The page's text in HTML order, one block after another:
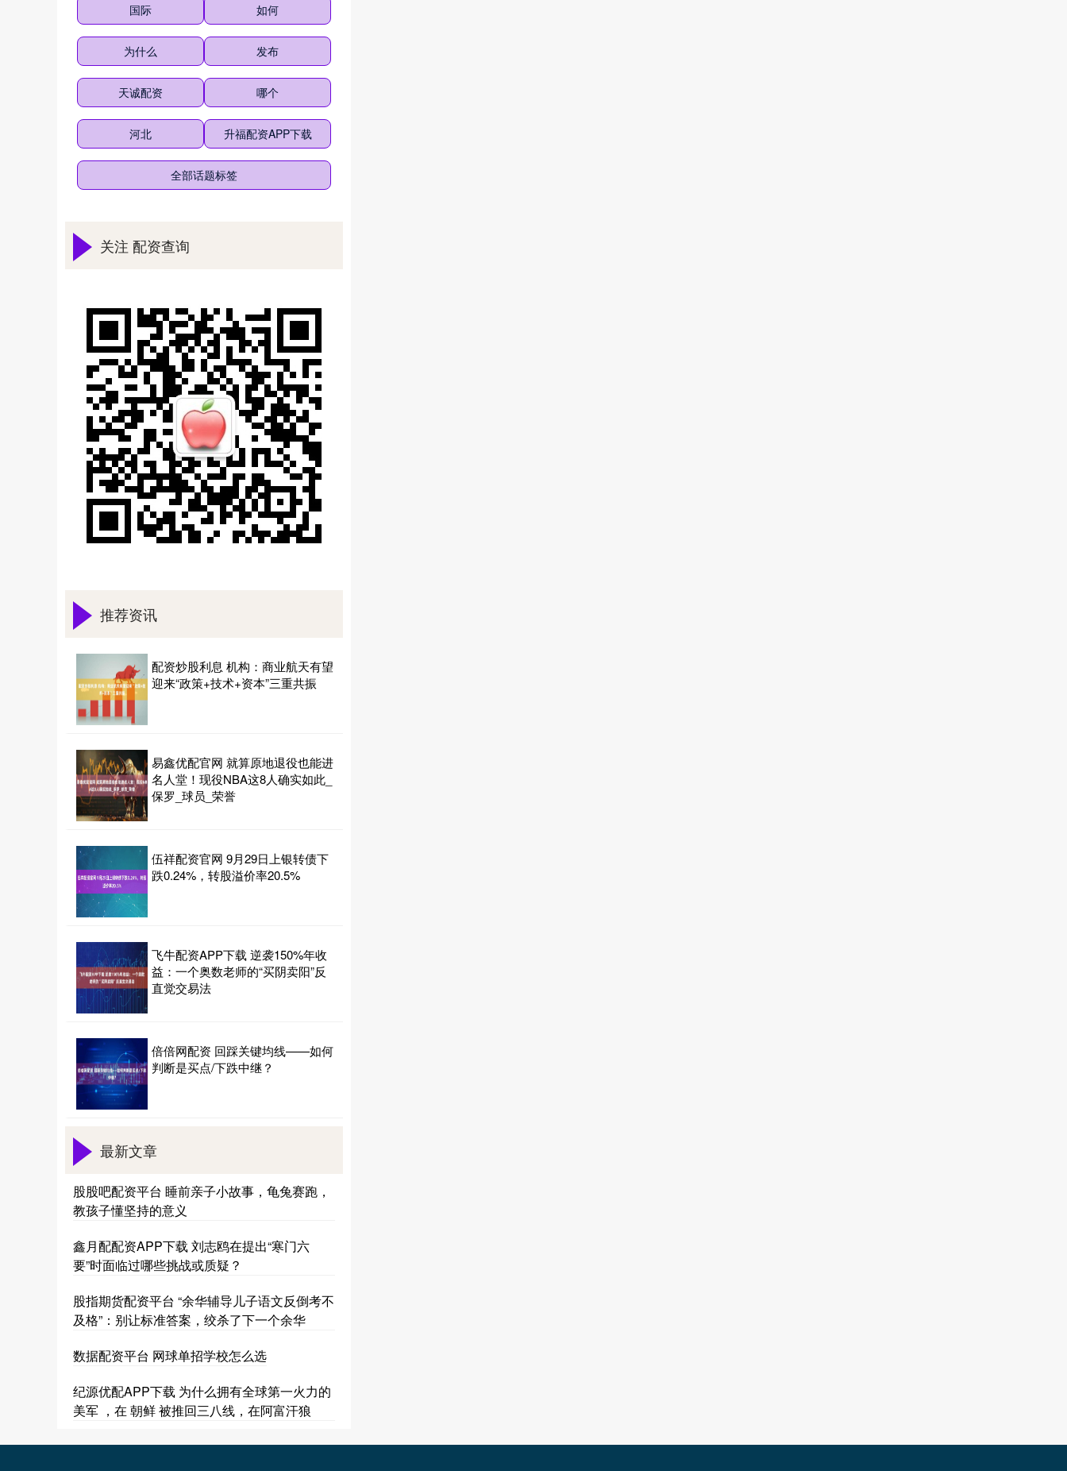
国际 如何
为什么 发布
天诚配资 哪个
河北 升福配资APP下载
全部话题标签
关注 配资查询
推荐资讯
配资炒股利息 机构：商业航天有望
迎来“政策+技术+资本”三重共振
易鑫优配官网 就算原地退役也能进
名人堂！现役NBA这8人确实如此_
保罗_球员_荣誉
伍祥配资官网 9月29日上银转债下
跌0.24%，转股溢价率20.5%
飞牛配资APP下载 逆袭150%年收
益：一个奥数老师的“买阴卖阳”反
直觉交易法
倍倍网配资 回踩关键均线——如何
判断是买点/下跌中继？
最新文章
股股吧配资平台 睡前亲子小故事，龟兔赛跑，
教孩子懂坚持的意义
鑫月配配资APP下载 刘志鸥在提出“寒门六
要”时面临过哪些挑战或质疑？
股指期货配资平台 “余华辅导儿子语文反倒考不
及格”：别让标准答案，绞杀了下一个余华
数据配资平台 网球单招学校怎么选
纪源优配APP下载 为什么拥有全球第一火力的
美军 ，在 朝鲜 被推回三八线，在阿富汗狼